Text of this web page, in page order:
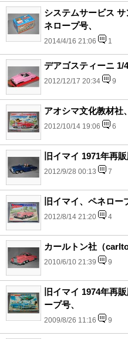
システムサービス
ネロープ号、
2014/4/16 21:06 1
デアゴスティーニ 1/
2012/12/17 20:34 9
アオシマ文化教材社
2012/10/14 19:06 6
旧イマイ 1971年再
2012/9/28 00:13 7
旧イマイ、ペネロ
2012/8/14 21:20 4
カールトン社（
2010/6/10 21:39 9
旧イマイ 1974年再
ープ号、
2009/8/26 11:16 9